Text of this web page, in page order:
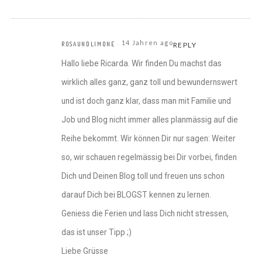
ROSAUNDLIMONE 14 Jahren agoREPLY
Hallo liebe Ricarda. Wir finden Du machst das
wirklich alles ganz, ganz toll und bewundernswert
und ist doch ganz klar, dass man mit Familie und
Job und Blog nicht immer alles planmässig auf die
Reihe bekommt. Wir können Dir nur sagen: Weiter
so, wir schauen regelmässig bei Dir vorbei, finden
Dich und Deinen Blog toll und freuen uns schon
darauf Dich bei BLOGST kennen zu lernen.
Geniess die Ferien und lass Dich nicht stressen,
das ist unser Tipp ;)
Liebe Grüsse